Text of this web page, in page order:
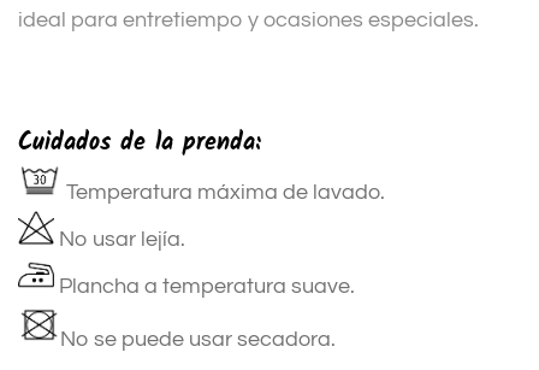
ideal para entretiempo y ocasiones especiales.
Cuidados de la prenda:
Temperatura máxima de lavado.
No usar lejía.
Plancha a temperatura suave.
No se puede usar secadora.